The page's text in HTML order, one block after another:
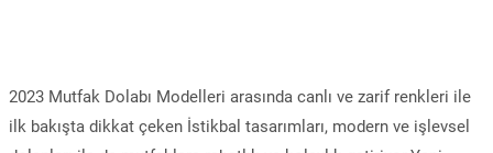
2023 Mutfak Dolabı Modelleri arasında canlı ve zarif renkleri ile
ilk bakışta dikkat çeken İstikbal tasarımları, modern ve işlevsel